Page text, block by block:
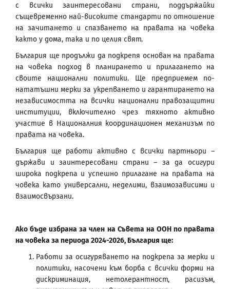
с всички заинтересовани страни, поддържайки
същевременно най-високите стандарти по отношение
на зачитането и спазването на правата на човека
както у дома, така и по целия свят.
България ще продължи да подкрепя основан на правата
на човека подход в планирането и прилагането на
своите национални политики. Ще предприемем по-
нататъшни мерки за укрепването и гарантирането на
независимостта на всички национални правозащитни
институции, включително чрез тяхното активно
участие в Националния координационен механизъм по
правата на човека.
България ще работи активно с всички партньори –
държави и заинтересовани страни – за да осигури
широка подкрепа и успешно прилагане на правата на
човека като универсални, неделими, взаимозависими и
взаимосвързани.
Ако бъде избрана за член на Съвета на ООН по правата
на човека за периода 2024-2026, България ще:
Работи за осигуряването на подкрепа за мерки и
политики, насочени към борба с всички форми на
дискриминация, нетолерантност, расизъм,